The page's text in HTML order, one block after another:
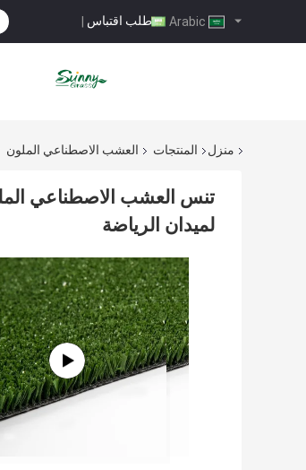
طلب اقتباس |
منزل المنتجات العشب الاصطناعي الملون
لميدان الرياضة